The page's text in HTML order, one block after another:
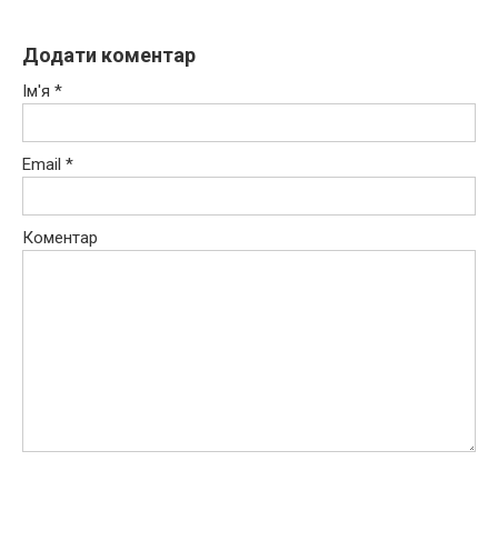
Додати коментар
Ім'я *
Email *
Коментар